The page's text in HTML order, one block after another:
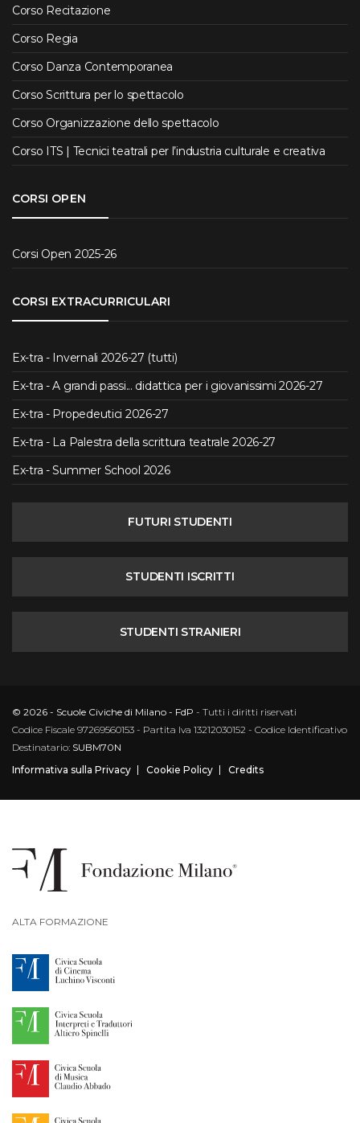
Corso Recitazione
Corso Regia
Corso Danza Contemporanea
Corso Scrittura per lo spettacolo
Corso Organizzazione dello spettacolo
Corso ITS | Tecnici teatrali per l’industria culturale e creativa
CORSI OPEN
Corsi Open 2025-26
CORSI EXTRACURRICULARI
Ex-tra - Invernali 2026-27 (tutti)
Ex-tra - A grandi passi... didattica per i giovanissimi 2026-27
Ex-tra - Propedeutici 2026-27
Ex-tra - La Palestra della scrittura teatrale 2026-27
Ex-tra - Summer School 2026
FUTURI STUDENTI
STUDENTI ISCRITTI
STUDENTI STRANIERI
© 2026 - Scuole Civiche di Milano - FdP - Tutti i diritti riservati
Codice Fiscale 97269560153 - Partita Iva 13212030152 - Codice Identificativo
Destinatario: SUBM70N
Informativa sulla Privacy
Cookie Policy Credits
ALTA FORMAZIONE